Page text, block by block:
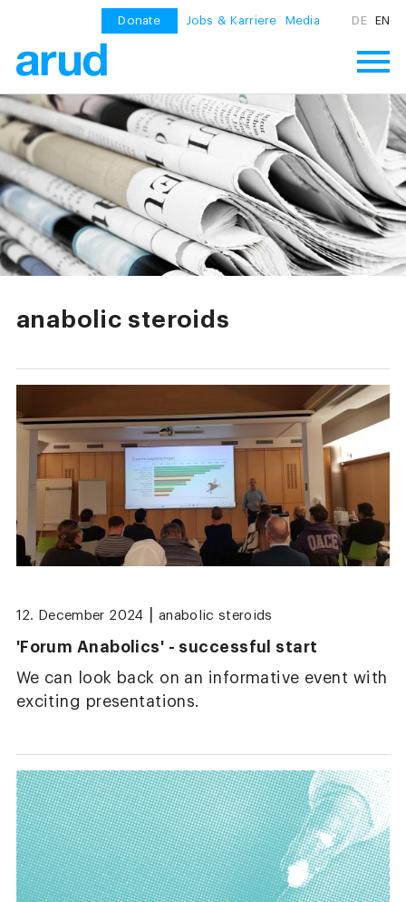
Donate Jobs & Karriere Media DE EN
anabolic steroids
12. December 2024 anabolic steroids
'Forum Anabolics' - successful start
We can look back on an informative event with
exciting presentations.